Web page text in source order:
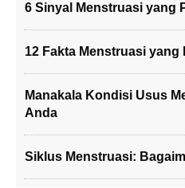
6 Sinyal Menstruasi yang
12 Fakta Menstruasi
Manakala Kondisi Usus
Anda
Siklus Menstruasi: